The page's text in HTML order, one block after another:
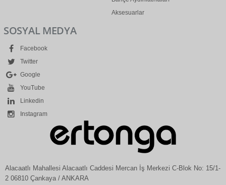
Aksesuarlar
SOSYAL MEDYA
Facebook
Twitter
Google
YouTube
Linkedin
Instagram
Alacaatlı Mahallesi Alacaatlı Caddesi Mercan İş Merkezi C-Blok No: 15/1-
2 06810 Çankaya / ANKARA